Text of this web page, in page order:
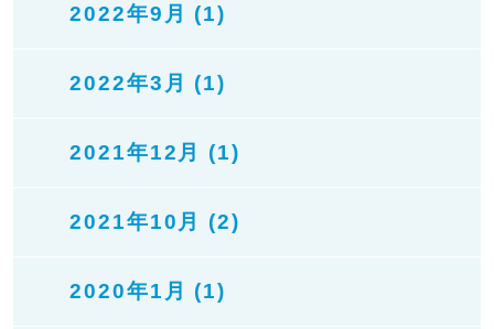
2022年9月 (1)
2022年3月 (1)
2021年12月 (1)
2021年10月 (2)
2020年1月 (1)